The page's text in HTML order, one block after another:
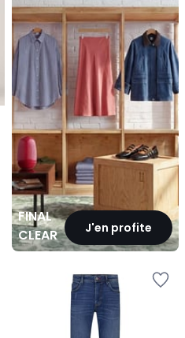
FINAL
CLEARANCEJ'en profite